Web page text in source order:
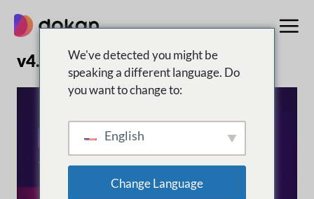
contenu
v4.0.1 | 8 mai 2025
We've detected you might be
speaking a different language. Do
you want to change to:
English
Change Language